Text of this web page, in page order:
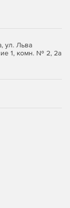
ул. Льва
1, комн. № 2, 2а